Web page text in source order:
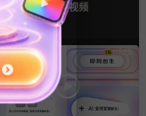
示排版产品宣传视频
3天前